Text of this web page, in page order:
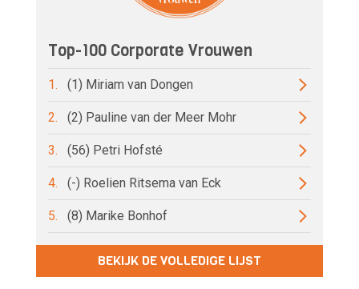
Top-100 Corporate Vrouwen
1. (1) Miriam van Dongen
2. (2) Pauline van der Meer Mohr
3. (56) Petri Hofsté
4. (-) Roelien Ritsema van Eck
5. (8) Marike Bonhof
BEKIJK DE VOLLEDIGE LIJST